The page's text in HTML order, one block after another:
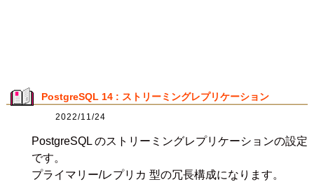
PostgreSQL 14 : ストリーミングレプリケーション
2022/11/24
PostgreSQL のストリーミングレプリケーションの設定
です。
プライマリー/レプリカ 型の冗長構成になります。